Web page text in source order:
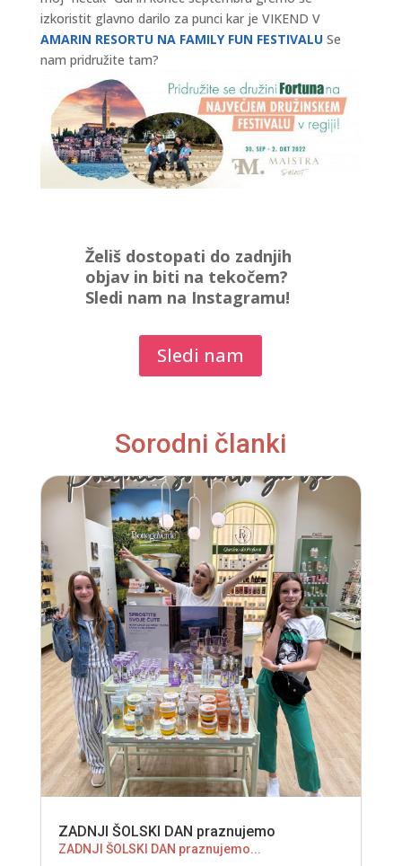
izkoristit glavno darilo za punci kar je VIKEND V
AMARIN RESORTU NA FAMILY FUN FESTIVALUSe
nam pridružite tam?
Želiš dostopati do zadnjih
objav in biti na tekočem?
Sledi nam na Instagramu!
Sledi nam
Sorodni članki
ZADNJI ŠOLSKI DAN praznujemo
ZADNJI ŠOLSKI DAN praznujemo...